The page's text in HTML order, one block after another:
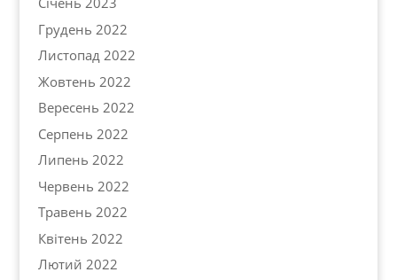
Грудень 2022
Листопад 2022
Жовтень 2022
Вересень 2022
Серпень 2022
Липень 2022
Червень 2022
Травень 2022
Квітень 2022
Лютий 2022